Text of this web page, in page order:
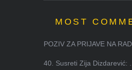
MOST
POZIV ZA PRIJAVE NA
40. Susreti Zija Dizdarević: ...